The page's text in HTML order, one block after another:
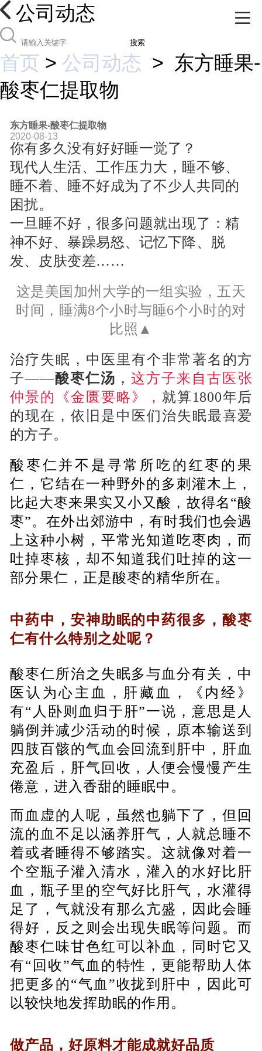
公司动态
搜索
首页 > 公司动态 > 东方睡果-
酸枣仁提取物
东方睡果-酸枣仁提取物
2020-08-13
你有多久没有好好睡一觉了？
现代人生活、工作压力大，睡不够、
睡不着、睡不好成为了不少人共同的
困扰。
一旦睡不好，很多问题就出现了：精
神不好、暴躁易怒、记忆下降、脱
发、皮肤变差……
这是美国加州大学的一组实验，五天
时间，睡满8个小时与睡6个小时的对
比照▲
治疗失眠，中医里有个非常著名的方
子——酸枣仁汤 ，这方子来自古医张
仲景的《金匮要略》， 就算1800年后
的现在，依旧是中医们治失眠最喜爱
的方子。
酸枣仁并不是寻常所吃的红枣的果
仁，它结在一种野外的多刺灌木上，
比起大枣来果实又小又酸，故得名“酸
枣”。在外出郊游中，有时我们也会遇
上这种小树，平常光知道吃枣肉，而
吐掉枣核，却不知道我们吐掉的这一
部分果仁，正是酸枣的精华所在。
中药中，安神助眠的中药很多，酸枣
仁有什么特别之处呢？
酸枣仁所治之失眠多与血分有关，中
医认为心主血，肝藏血，《内经》
有“人卧则血归于肝”一说，意思是人
躺倒并减少活动的时候，原本输送到
四肢百骸的气血会回流到肝中，肝血
充盈后，肝气回收，人便会慢慢产生
倦意，进入香甜的睡眠中。
而血虚的人呢，虽然也躺下了，但回
流的血不足以涵养肝气，人就总睡不
着或者睡得不够踏实。这就像对着一
个空瓶子灌入清水，灌入的水好比肝
血，瓶子里的空气好比肝气，水灌得
足了，气就没有那么亢盛，因此会睡
得好，反之则会出现失眠等问题。而
酸枣仁味甘色红可以补血，同时它又
有“回收”气血的特性，更能帮助人体
把更多的“气血”收拢到肝中，因此可
以较快地发挥助眠的作用。
做产品，好原料才能成就好品质